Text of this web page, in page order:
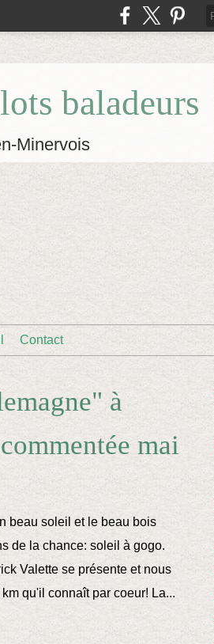
baladeurs
Minervois
Contact
à
mai
beau soleil et le beau bois
de la chance: soleil à gogo.
Valette se présente et nous
qu'il connaît par coeur! La...